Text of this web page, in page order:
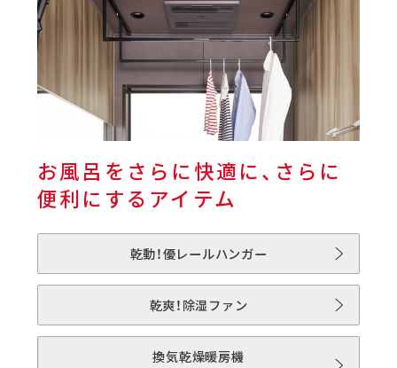
バスルーム | SELEVIA
SELEVIAとは
フロア
03 浴槽
壁／天井
お風呂をさらに快適に、さらに
便利にするアイテム
乾動！優レールハンガー
乾爽！除湿ファン
換気乾燥暖房機